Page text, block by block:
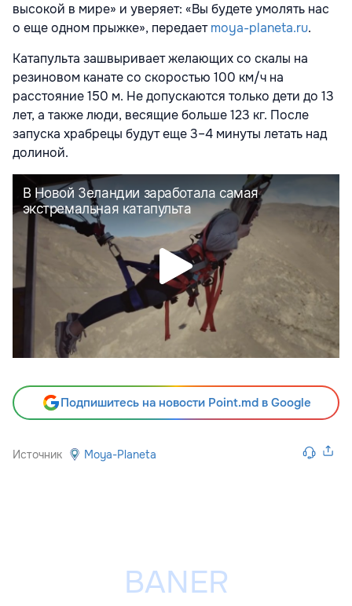
высокой в мире» и уверяет: «Вы будете умолять нас
о еще одном прыжке», передаетmoya-planeta.ru.
Катапульта зашвыривает желающих со скалы на
резиновом канате со скоростью 100 км/ч на
расстояние 150 м. Не допускаются только дети до 13
лет, а также люди, весящие больше 123 кг. После
запуска храбрецы будут еще 3–4 минуты летать над
долиной.
Подпишитесь на новости Point.md в Google
Источник Moya-Planeta